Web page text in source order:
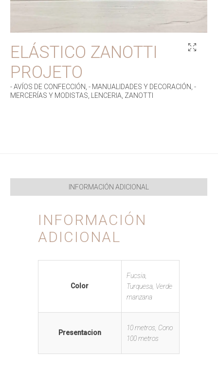
ELÁSTICO ZANOTTI
PROJETO
- AVÍOS DE CONFECCIÓN ,- MANUALIDADES Y DECORACIÓN ,-
MERCERÍAS Y MODISTAS
LENCERIA ZANOTTI
INFORMACIÓN ADICIONAL
INFORMACIÓN
ADICIONAL
Color
Fucsia,
Turquesa, Verde
manzana
Presentacion
10 metros, Cono
100 metros